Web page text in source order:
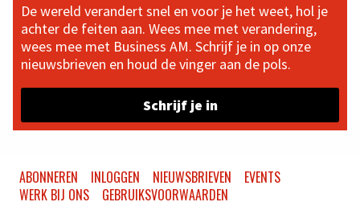
De wereld verandert snel en voor je het weet, hol je
achter de feiten aan. Wees mee met verandering,
wees mee met Business AM. Schrijf je in op onze
nieuwsbrieven en houd de vinger aan de pols.
Schrijf je in
ABONNEREN INLOGGEN NIEUWSBRIEVEN
EVENTS
WERK BIJ ONS
GEBRUIKSVOORWAARDEN